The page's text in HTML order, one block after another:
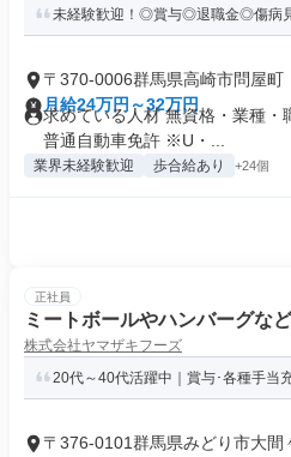
未経験歓迎！◎賞与◎退職金◎傷病
〒370-0006群馬県高崎市問屋町
月給24万円～32万円
求めている人材 無資格・業種
普通自動車免許 ※U・...
業界未経験歓迎 歩合給あり +24個
正社員
ミートボールやハンバーグな
株式会社ヤマザキフーズ
20代～40代活躍中｜賞与･各種手当
〒376-0101群馬県みどり市大間